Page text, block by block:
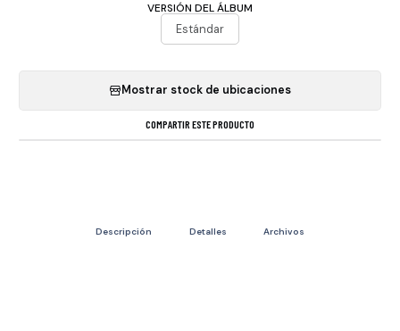
VERSIÓN DEL ÁLBUM
Estándar
Mostrar stock de ubicaciones
COMPARTIR ESTE PRODUCTO
Descripción Detalles Archivos